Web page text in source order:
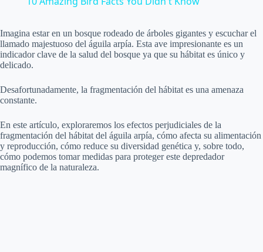
y
V
i
d
Imagina estar en un bosque rodeado de árboles gigantes y escuchar el
llamado majestuoso del águila arpía. Esta ave impresionante es un
indicador clave de la salud del bosque ya que su hábitat es único y
delicado.
Desafortunadamente, la fragmentación del hábitat es una amenaza
constante.
En este artículo, exploraremos los efectos perjudiciales de la
fragmentación del hábitat del águila arpía, cómo afecta su alimentación
y reproducción, cómo reduce su diversidad genética y, sobre todo,
cómo podemos tomar medidas para proteger este depredador
magnífico de la naturaleza.